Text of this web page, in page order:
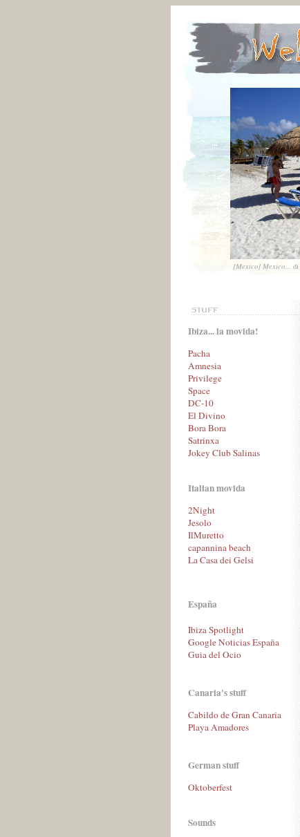
[Mexico] Mexico... di
Ibiza... la movida!
Pacha
Amnesia
Privilege
Space
DC-10
El Divino
Bora Bora
Satrinxa
Jokey Club Salinas
Italian movida
2Night
Jesolo
IlMuretto
capannina beach
La Casa dei Gelsi
España
Ibiza Spotlight
Google Noticias España
Guia del Ocio
Canaria's stuff
Cabildo de Gran Canaria
Playa Amadores
German stuff
Oktoberfest
Sounds